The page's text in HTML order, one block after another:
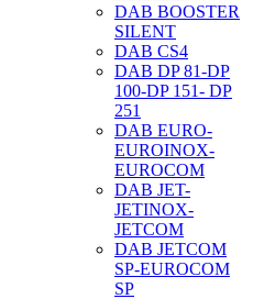
DAB BOOSTER
SILENT
DAB CS4
DAB DP 81-DP
100-DP 151- DP
251
DAB EURO-
EUROINOX-
EUROCOM
DAB JET-
JETINOX-
JETCOM
DAB JETCOM
SP-EUROCOM
SP